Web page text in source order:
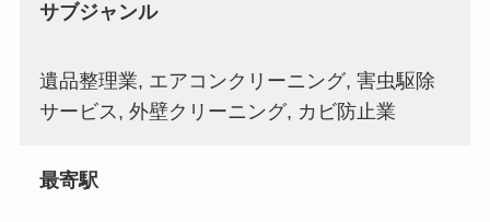
サブジャンル
遺品整理業, エアコンクリーニング, 害虫駆除
サービス, 外壁クリーニング, カビ防止業
最寄駅